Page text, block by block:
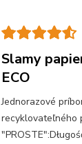
Slamy
ECO
Jednorazové
recyklovateľného